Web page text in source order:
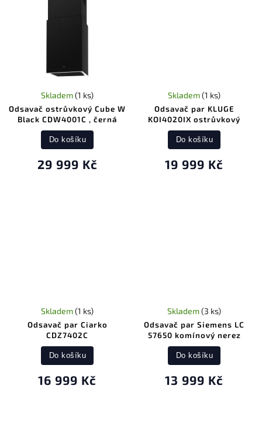
Odsavač ostrůvkový Cube W
Black CDW4001C , černá
Skladem(1 ks)
29 999 Kč
Do košíku
Odsavač par KLUGE
KOI4020IX ostrůvkový
Skladem(1 ks)
19 999 Kč
Do košíku
Odsavač par Ciarko
CDZ7402C
Skladem(1 ks)
16 999 Kč
Do košíku
Odsavač par Siemens LC
57650 komínový nerez
Skladem(3 ks)
13 999 Kč
Do košíku